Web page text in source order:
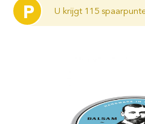
P U krijgt 115